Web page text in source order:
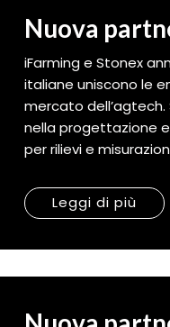
Nuova
iFarming e Stonex
italiane uniscono le
mercato
nella progettazione
per rilievi e
Leggi di più